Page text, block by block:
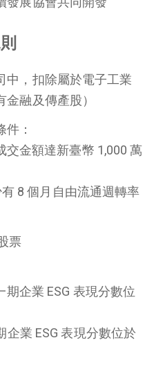
中，扣除屬於電子工業
融及傳產股）
件：
交金額達新臺幣 1,000 萬
8 個月自由流通週轉率
票
企業 ESG 表現分數位
企業 ESG 表現分數位於